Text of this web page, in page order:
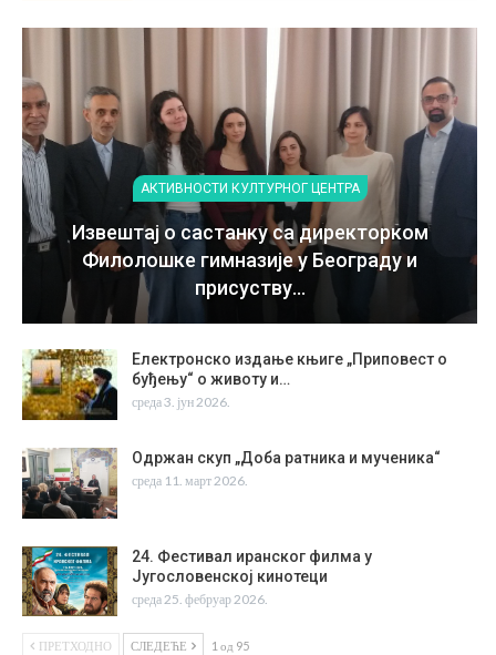
АКТИВНОСТИ КУЛТУРНОГ ЦЕНТРА
Извештај о састанку са директорком
Филолошке гимназије у Београду и
присуству…
Електронско издање књиге „Приповест о
буђењу“ о животу и…
среда 3. јун 2026.
Одржан скуп „Доба ратника и мученика“
среда 11. март 2026.
24. Фестивал иранског филма у
Југословенској кинотеци
среда 25. фебруар 2026.
ПРЕТХОДНО СЛЕДЕЋЕ 1 од 95